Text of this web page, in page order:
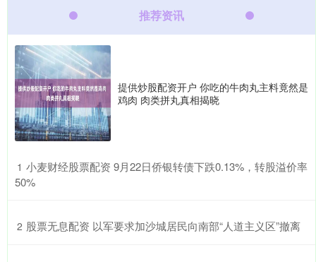
推荐资讯
提供炒股配资开户 你吃的牛肉丸主料竟然是
鸡肉 肉类拼丸真相揭晓
1 ​小麦财经股票配资 9月22日侨银转债下跌0.13%，转股溢价率
50%
2 ​股票无息配资 以军要求加沙城居民向南部“人道主义区”撤离